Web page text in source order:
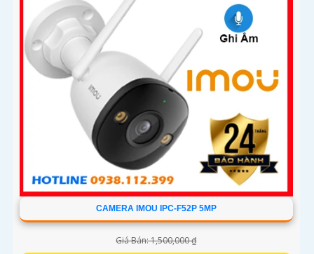
CAMERA IMOU IPC-F52P 5MP
Giá Bán: 1,500,000 ₫